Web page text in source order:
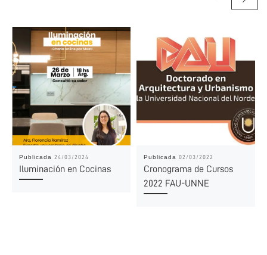
Publicada 24/03/2024
Iluminación en Cocinas
Publicada 02/03/2022
Cronograma de Cursos
2022 FAU-UNNE